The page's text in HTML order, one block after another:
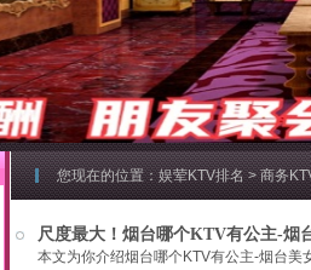
您现在的位置：娱荤KTV排名>商务
尺度最大！烟台哪个KTV有公主-烟
本文为你介绍烟台哪个KTV有公主-烟台